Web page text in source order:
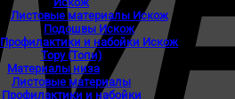
Листовые материалы Искож
Подошвы Искож
Профилактики и набойки Искож
Topy (Топи)
Материалы низа
Листовые материалы
Профилактики и набойки